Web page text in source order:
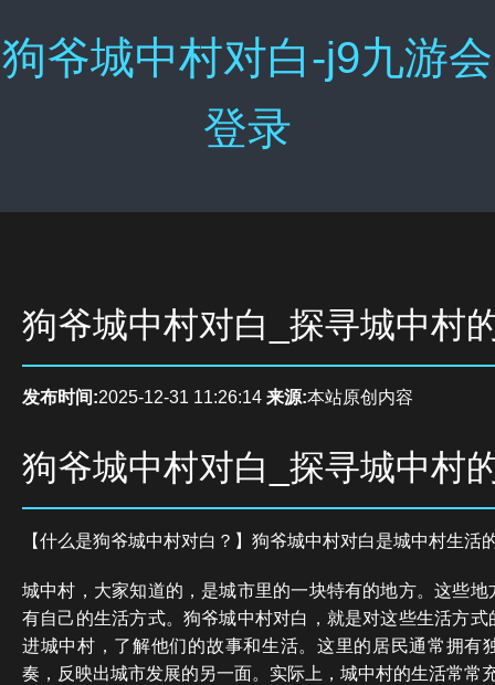
狗爷城中村对白-j9九游会
登录
狗爷城中村对白_探寻城中村
发布时间:2025-12-31 11:26:14 来源:本站原创内容
狗爷城中村对白_探寻城中村
【什么是狗爷城中村对白？】狗爷城中村对白是城中村生活
城中村，大家知道的，是城市里的一块特有的地方。这些
有自己的生活方式。狗爷城中村对白，就是对这些生活方
进城中村，了解他们的故事和生活。这里的居民通常拥有
奏，反映出城市发展的另一面。实际上，城中村的生活常常